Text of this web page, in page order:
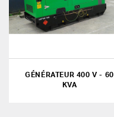
GÉNÉRATEUR 400 V - 60
KVA